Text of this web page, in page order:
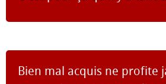
Bien mal acquis ne profite